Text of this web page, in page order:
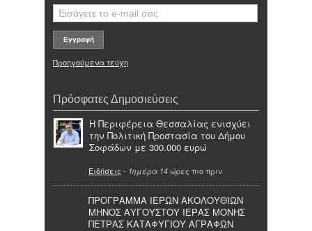
Προηγούμενα τεύχη
Πρόσφατες Δημοσιεύσεις
Η Περιφέρεια Θεσσαλίας ενισχύει
την Πολιτική Προστασία του Δήμου
Σοφάδων με 300.000 ευρώ
Ειδήσεις - 1ημέρα 14 ώρες πιο πριν
ΠΡΟΓΡΑΜΜΑ ΙΕΡΩΝ ΑΚΟΛΟΥΘΙΩΝ
ΜΗΝΟΣ ΑΥΓΟΥΣΤΟΥ ΙΕΡΑΣ ΜΟΝΗΣ
ΠΕΤΡΑΣ ΚΑΤΑΦΥΓΙΟΥ ΑΓΡΑΦΩΝ